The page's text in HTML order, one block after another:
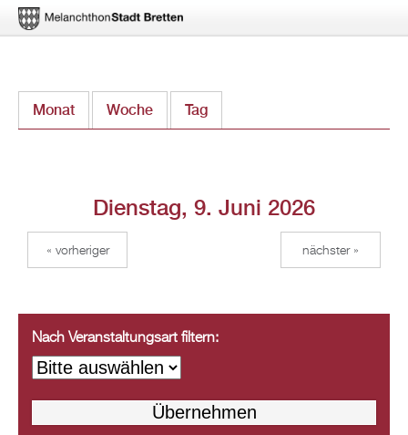
zum
Monat Woche Tag
Dienstag, 9. Juni 2026
« vorheriger nächster »
Nach Veranstaltungsart filtern: